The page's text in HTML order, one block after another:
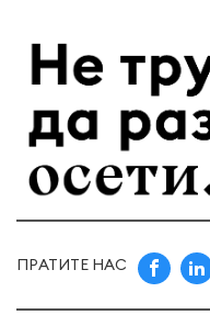
ПРАТИТЕ НАС